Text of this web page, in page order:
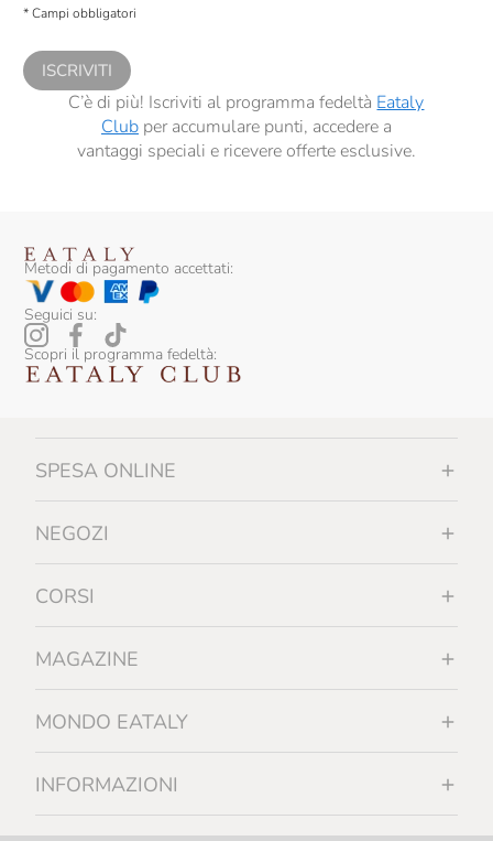
comunicazioni commerciali personalizzate, in caso di consenso prestato ai
* Campi obbligatori
ISCRIVITI
C’è di più! Iscriviti al programma fedeltà Eataly
Clubper accumulare punti, accedere a
vantaggi speciali e ricevere offerte esclusive.
Metodi di pagamento accettati:
Seguici su:
Scopri il programma fedeltà:
SPESA ONLINE
NEGOZI
CORSI
MAGAZINE
MONDO EATALY
INFORMAZIONI